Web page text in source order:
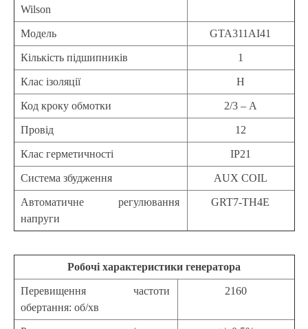
Wilson
Модель GTA311AI41
Кількість підшипників 1
Клас ізоляції H
Код кроку обмотки 2/3 – А
Провід 12
Клас герметичності IP21
Система збудження AUX COIL
Автоматичне регулювання
напруги
GRT7-TH4E
Робочі характеристики генератора
Перевищення частоти
обертання: об/хв
2160